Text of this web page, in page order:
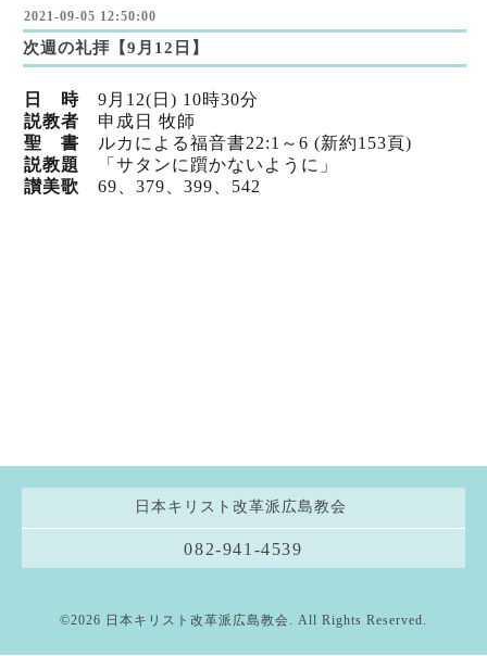
2021-09-05 12:50:00
次週の礼拝【9月12日】
日 時 9 月12(日) 10時30分
説教者 申成日 牧師
聖 書 ルカによる福音書22:1～6 (新約153頁)
説教題
「サタンに躓かないように」
讃美歌 69、379、399、542
日本キリスト改革派広島教会
082-941-4539
©2026 日本キリスト改革派広島教会. All Rights Reserved.